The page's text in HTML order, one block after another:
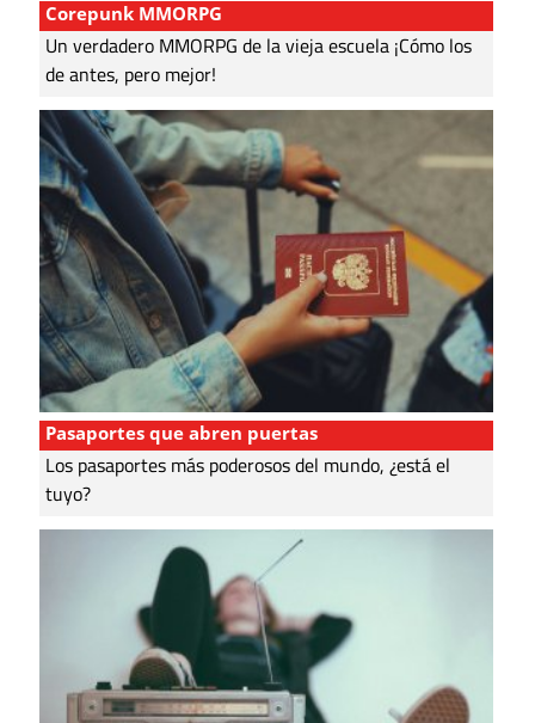
Corepunk MMORPG
Un verdadero MMORPG de la vieja escuela ¡Cómo los
de antes, pero mejor!
Pasaportes que abren puertas
Los pasaportes más poderosos del mundo, ¿está el
tuyo?